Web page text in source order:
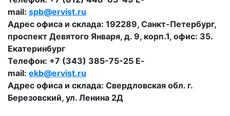
mail: spb@ervist.ru
Адрес офиса и склада: 192289, Санкт-Петербург,
проспект Девятого Января, д. 9, корп.1, офис: 35.
Екатеринбург
Телефон: +7 (343) 385-75-25 E-
mail: ekb@ervist.ru
Адрес офиса и склада: Свердловская обл. г.
Березовский, ул. Ленина 2Д